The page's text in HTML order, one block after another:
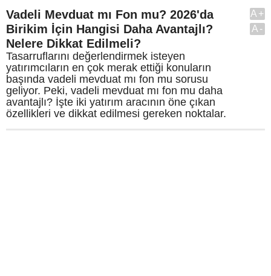
Vadeli Mevduat mı Fon mu? 2026'da
Birikim İçin Hangisi Daha Avantajlı?
Nelere Dikkat Edilmeli?
Tasarruflarını değerlendirmek isteyen
yatırımcıların en çok merak ettiği konuların
başında vadeli mevduat mı fon mu sorusu
geliyor. Peki, vadeli mevduat mı fon mu daha
avantajlı? İşte iki yatırım aracının öne çıkan
özellikleri ve dikkat edilmesi gereken noktalar.
A+
A-